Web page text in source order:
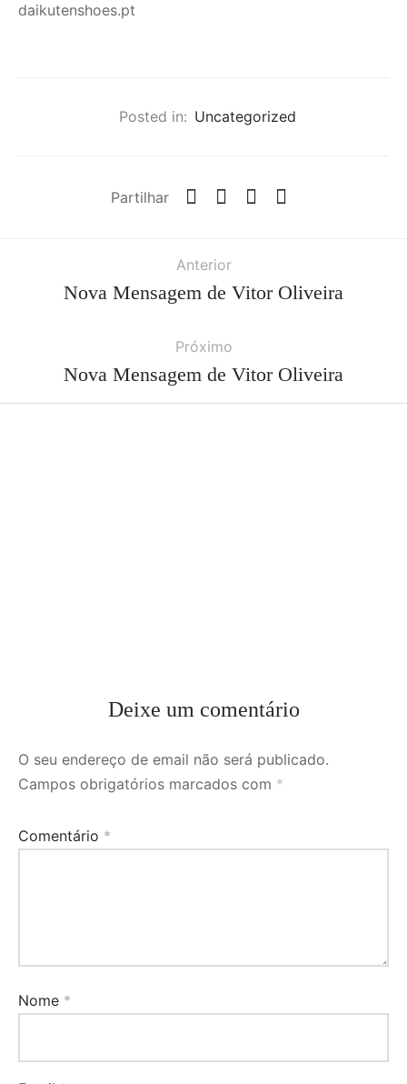
daikutenshoes.pt
Posted in: Uncategorized
Partilhar
Anterior
Nova Mensagem de Vitor Oliveira
Próximo
Nova Mensagem de Vitor Oliveira
Deixe um comentário
O seu endereço de email não será publicado.
Campos obrigatórios marcados com *
Comentário *
Nome *